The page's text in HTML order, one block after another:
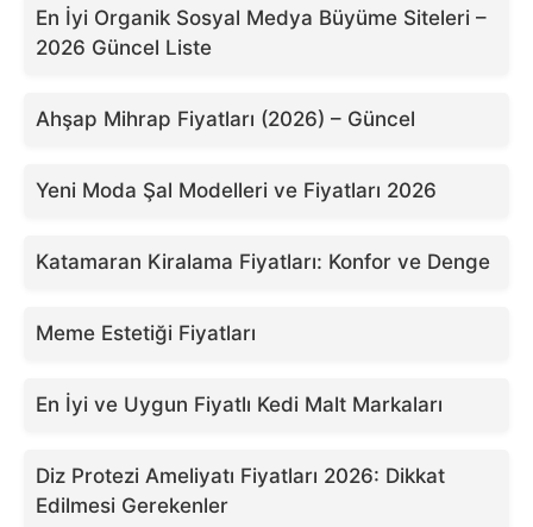
En İyi Organik Sosyal Medya Büyüme Siteleri –
2026 Güncel Liste
Ahşap Mihrap Fiyatları (2026) – Güncel
Yeni Moda Şal Modelleri ve Fiyatları 2026
Katamaran Kiralama Fiyatları: Konfor ve Denge
Meme Estetiği Fiyatları
En İyi ve Uygun Fiyatlı Kedi Malt Markaları
Diz Protezi Ameliyatı Fiyatları 2026: Dikkat
Edilmesi Gerekenler